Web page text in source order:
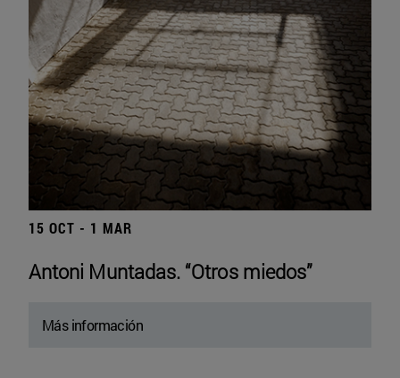
15 OCT - 1 MAR
Antoni Muntadas. “Otros miedos”
Más información